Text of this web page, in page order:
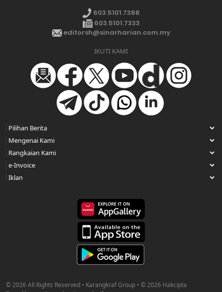
603.5101.7388
603.5101.7333
editorsh@sinarharian.com.my
IKUTI KAMI
© 2026 All Rights Reserved • Karangkraf Group • © 2026 Hakcipta